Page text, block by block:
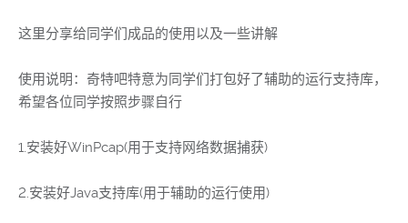
这里分享给同学们成品的使用以及一些讲解
使用说明：奇特吧特意为同学们打包好了辅助的运行支持库，
希望各位同学按照步骤自行
1.安装好WinPcap(用于支持网络数据捕获)
2.安装好Java支持库(用于辅助的运行使用)